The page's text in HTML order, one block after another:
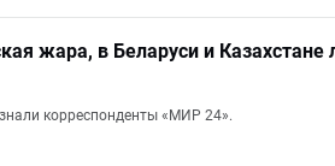
жара, в Беларуси и Казахстане
корреспонденты «МИР 24».